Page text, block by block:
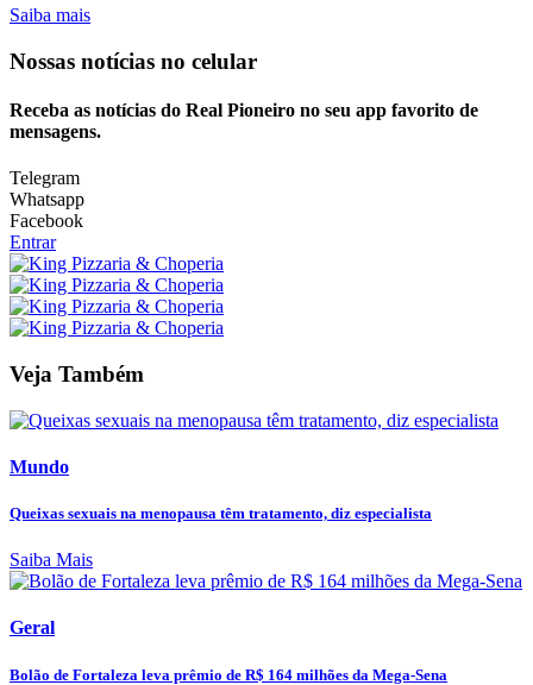
Saiba mais
Nossas notícias no celular
Receba as notícias do Real Pioneiro no seu app favorito de
mensagens.
Telegram
Whatsapp
Facebook
Entrar
Veja Também
Mundo
Queixas sexuais na menopausa têm tratamento, diz especialista
Saiba Mais
Geral
Bolão de Fortaleza leva prêmio de R$ 164 milhões da Mega-Sena